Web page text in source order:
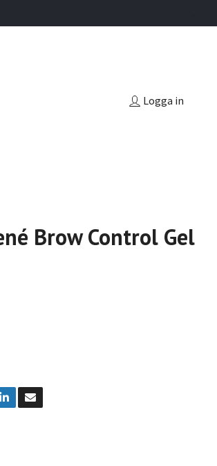
Logga in
Brow Control Gel